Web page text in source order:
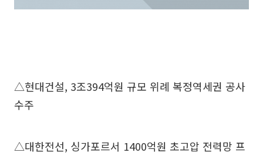
△현대건설, 3조394억원 규모 위례 복정역세권 공사
수주
△대한전선, 싱가포르서 1400억원 초고압 전력망 프